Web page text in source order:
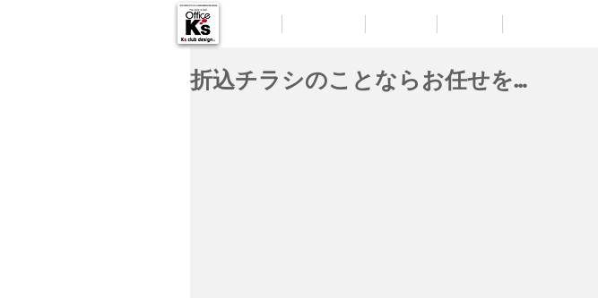
折込チラシのことならお任せを…